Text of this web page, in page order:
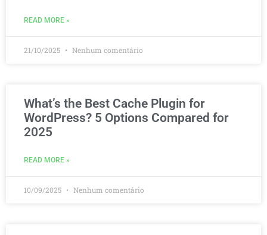
READ MORE »
21/10/2025 Nenhum comentário
What’s the Best Cache Plugin for
WordPress? 5 Options Compared for
2025
READ MORE »
10/09/2025 Nenhum comentário